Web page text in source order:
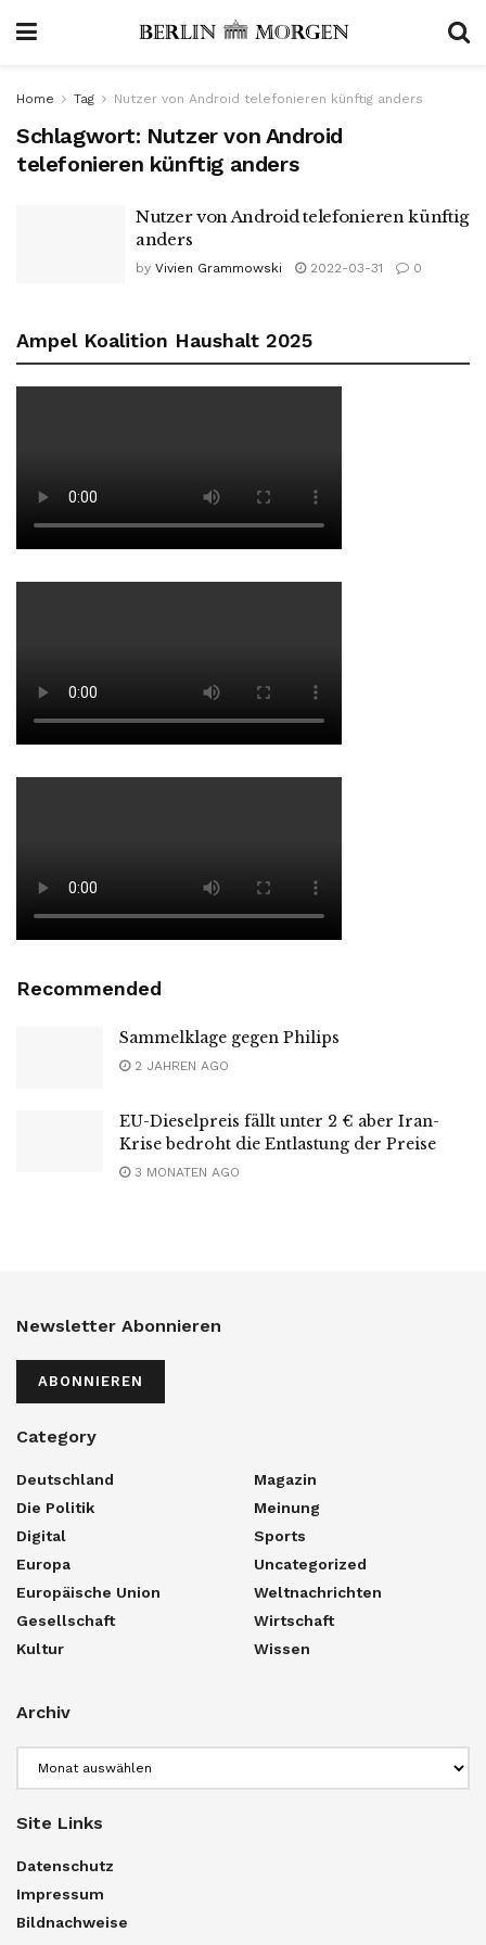
Home Tag Nutzer von Android telefonieren künftig anders
Schlagwort: Nutzer von Android
telefonieren künftig anders
Nutzer von Android telefonieren künftig
anders
by Vivien Grammowski 2022-03-31 0
Ampel Koalition Haushalt 2025
Recommended
Sammelklage gegen Philips
2 JAHREN AGO
EU-Dieselpreis fällt unter 2 € aber Iran-
Krise bedroht die Entlastung der Preise
3 MONATEN AGO
Newsletter Abonnieren
ABONNIEREN
Category
Deutschland
Die Politik
Digital
Europa
Europäische Union
Gesellschaft
Kultur
Magazin
Meinung
Sports
Uncategorized
Weltnachrichten
Wirtschaft
Wissen
Archiv
Site Links
Datenschutz
Impressum
Bildnachweise